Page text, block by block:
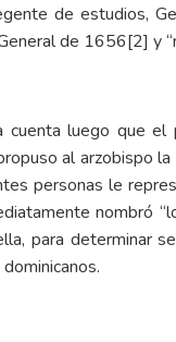
de estudios,
de 1656[2] y
cuenta luego que
al arzobispo
personas le
nombró
para determinar